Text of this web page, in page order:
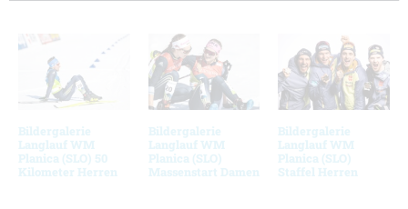
Bildergalerie
Langlauf WM
Planica (SLO) 50
Kilometer Herren
Bildergalerie
Langlauf WM
Planica (SLO)
Massenstart Damen
Bildergalerie
Langlauf WM
Planica (SLO)
Staffel Herren